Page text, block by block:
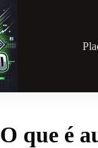
O que é